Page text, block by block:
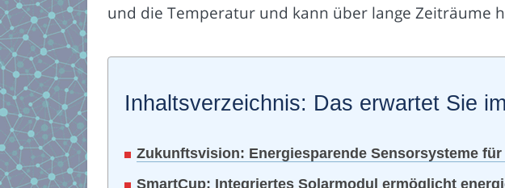
und die Temperatur und kann über lange Zeiträume
Inhaltsverzeichnis: Das erwartet Sie
Zukunftsvision: Energiesparende Sensorsysteme
SmartCup: Integriertes Solarmodul ermöglicht